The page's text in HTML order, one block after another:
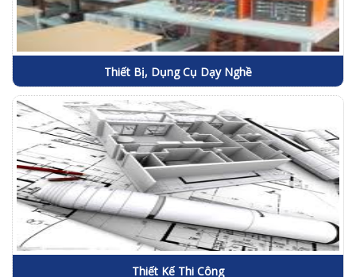
Thiết Bị, Dụng Cụ Dạy Nghề
Thiết Kế Thi Công